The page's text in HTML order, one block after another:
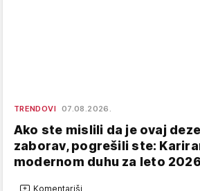
TRENDOVI 07.08.2026.
Ako ste mislili da je ovaj
zaborav, pogrešili ste:
modernom duhu za leto
Komentariši